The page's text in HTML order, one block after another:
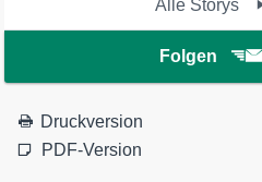
Alle Storys
Folgen
Druckversion
PDF-Version